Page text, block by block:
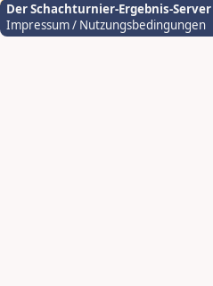
Der Schachturnier-Ergebnis-Server
Impressum / Nutzungsbedingungen